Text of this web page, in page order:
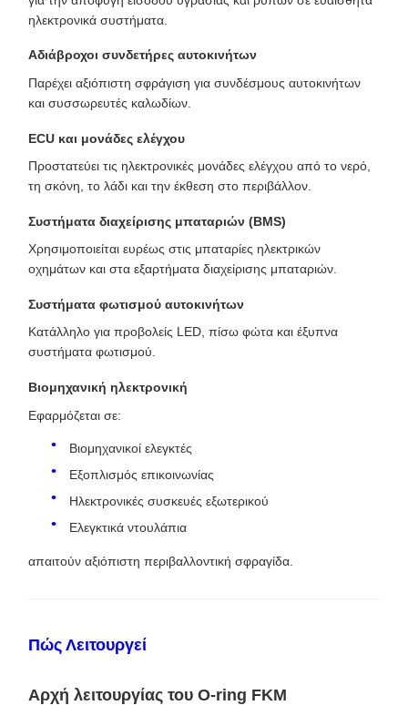
ηλεκτρονικά συστήματα.
Αδιάβροχοι συνδετήρες αυτοκινήτων
Παρέχει αξιόπιστη σφράγιση για συνδέσμους αυτοκινήτων
και συσσωρευτές καλωδίων.
ECU και μονάδες ελέγχου
Προστατεύει τις ηλεκτρονικές μονάδες ελέγχου από το νερό,
τη σκόνη, το λάδι και την έκθεση στο περιβάλλον.
Συστήματα διαχείρισης μπαταριών (BMS)
Χρησιμοποιείται ευρέως στις μπαταρίες ηλεκτρικών
οχημάτων και στα εξαρτήματα διαχείρισης μπαταριών.
Συστήματα φωτισμού αυτοκινήτων
Κατάλληλο για προβολείς LED, πίσω φώτα και έξυπνα
συστήματα φωτισμού.
Βιομηχανική ηλεκτρονική
Εφαρμόζεται σε:
Βιομηχανικοί ελεγκτές
Εξοπλισμός επικοινωνίας
Ηλεκτρονικές συσκευές εξωτερικού
Ελεγκτικά ντουλάπια
απαιτούν αξιόπιστη περιβαλλοντική σφραγίδα.
Πώς Λειτουργεί
Αρχή λειτουργίας του O-ring FKM